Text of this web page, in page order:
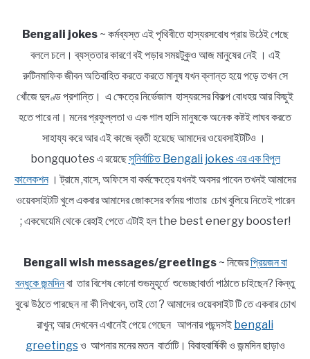
Bengali jokes~ কর্মব্যস্ত এই পৃথিবীতে হাস্যরসবোধ প্রায় উঠেই গেছে
বললে চলে। ব্যস্ততার কারণে বই পড়ার সময়টুকুও আজ মানুষের নেই । এই
রুটিনমাফিক জীবন অতিবাহিত করতে করতে মানুষ যখন ক্লান্ত হয়ে পড়ে তখন সে
খোঁজে দুদণ্ড প্রশান্তি। এ ক্ষেত্রে নির্ভেজাল হাস্যরসের বিকল্প বোধহয় আর কিছুই
হতে পারে না। মনের প্রফুল্লতা ও এক গাল হাসি মানুষকে অনেক কষ্টই লাঘব করতে
সাহায্য করে আর এই কাজে ব্রতী হয়েছে আমাদের ওয়েবসাইটটিও ।
bongquotes এ রয়েছেসুনির্বাচিত Bengali jokes এর এক বিপুল
কালেকশন। ট্রামে ,বাসে, অফিসে বা কর্মক্ষেত্রে যখনই অবসর পাবেন তখনই আমাদের
ওয়েবসাইটটি খুলে একবার আমাদের জোকসের বর্ণময় পাতায় চোখ বুলিয়ে নিতেই পারেন
; একঘেয়েমি থেকে রেহাই পেতে এটাই হল the best energy booster!
Bengali wish messages/greetings~ নিজেরপ্রিয়জন বা
বন্ধুকে জন্মদিনবা তার বিশেষ কোনো শুভমুহূর্তে শুভেচ্ছাবার্তা পাঠাতে চাইছেন? কিন্তু
বুঝে উঠতে পারছেন না কী লিখবেন, তাই তো ? আমাদের ওয়েবসাইট টি তে একবার চোখ
রাখুন; আর দেখবেন এখানেই পেয়ে গেছেন আপনার পছন্দসই bengali
greetingsও আপনার মনের মতন বার্তাটি। বিবাহবার্ষিকী ও জন্মদিন ছাড়াও